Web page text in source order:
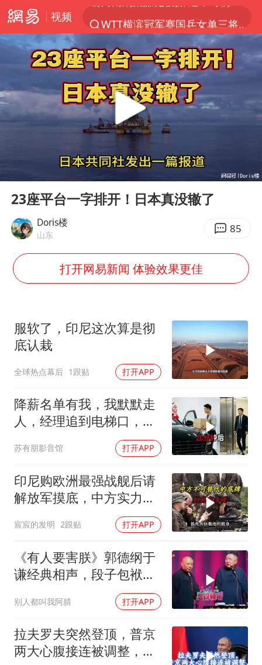
视频
光影经济撬动暑期消费新蓝海
马克·艾伦退出斯诺克中国公开赛
茅台部分直营店飞天茅台提价
泰国初中生饮弹自尽前开了26枪
夏日经济乘“热”而上 消费市场向“新”而行
白海豚将正面袭击贯穿浙江
黄金牛市回来了吗
酒店花洒现排泄物住客索赔遭拒
杭州全市有序停课
36岁男演员成景区NPC后人气爆棚
乐享全民健身 共筑健康中国
Play
23座平台一字排开！日本真没辙了
Doris楼
山东 85
打开网易新闻 体验效果更佳
服软了，印尼这次算是彻
底认栽
全球热点幕后 1跟贴 打开APP
降薪名单有我，我默默走
人，经理追到电梯口，见
苏有朋影音馆 打开APP
印尼购欧洲最强战舰后请
解放军摸底，中方实力几
宸宸的发明 2跟贴 打开APP
《有人要害朕》郭德纲于
谦经典相声，段子包袱满
别人都叫我阿腈 打开APP
拉夫罗夫突然登顶，普京
两大心腹接连被调整，究